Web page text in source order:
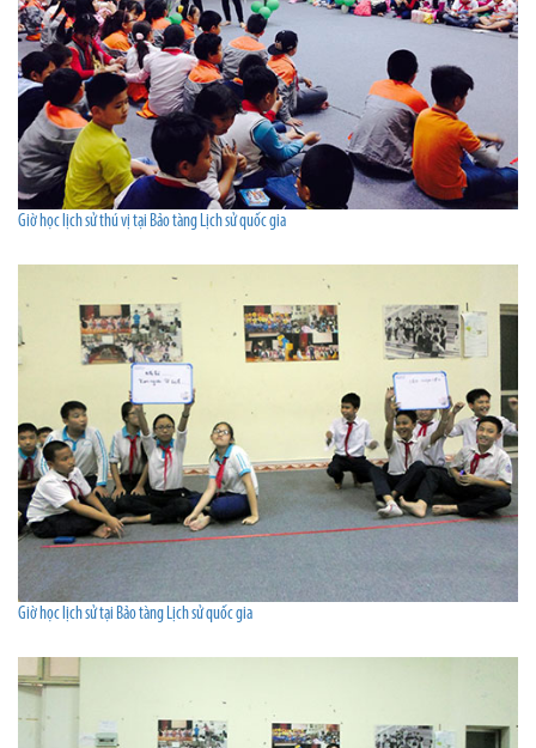
Giờ học lịch sử thú vị tại Bảo tàng Lịch sử quốc gia
Giờ học lịch sử tại Bảo tàng Lịch sử quốc gia